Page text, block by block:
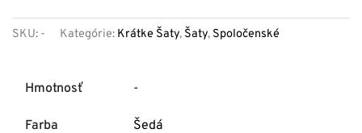
SKU: - Kategórie: Krátke Šaty, Šaty, Spoločenské
Hmotnosť -
Farba Šedá